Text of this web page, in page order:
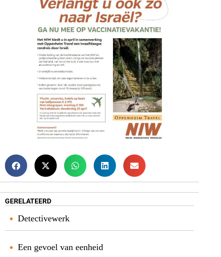
GERELATEERD
Detectivewerk
Een gevoel van eenheid